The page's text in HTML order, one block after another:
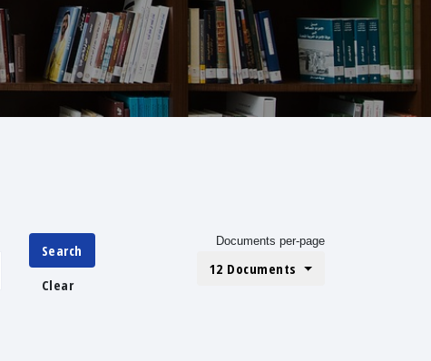
Search
Clear
Documents per-page
12 Documents